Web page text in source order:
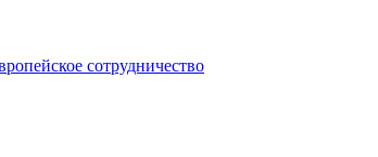
сотрудничество